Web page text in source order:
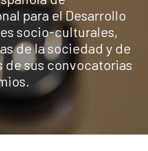
para el Desarrollo
socio-culturales,
de la sociedad y de
de sus convocatorias